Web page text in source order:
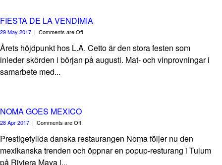
FIESTA DE LA VENDIMIA
29 May 2017 | Comments are Off
Årets höjdpunkt hos L.A. Cetto är den stora festen som
inleder skörden i början på augusti. Mat- och vinprovningar i
samarbete med...
NOMA GOES MEXICO
28 Apr 2017 | Comments are Off
Prestigefyllda danska restaurangen Noma följer nu den
mexikanska trenden och öppnar en popup-resturang i Tulum
på Riviera Maya i...